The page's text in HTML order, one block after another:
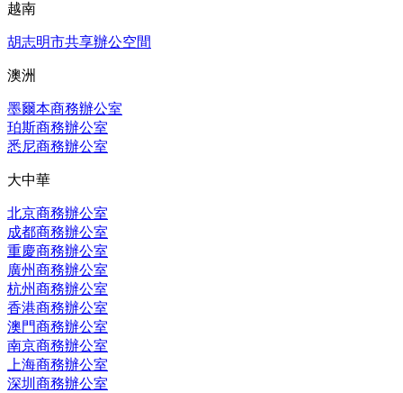
越南
胡志明市共享辦公空間
澳洲
墨爾本商務辦公室
珀斯商務辦公室
悉尼商務辦公室
大中華
北京商務辦公室
成都商務辦公室
重慶商務辦公室
廣州商務辦公室
杭州商務辦公室
香港商務辦公室
澳門商務辦公室
南京商務辦公室
上海商務辦公室
深圳商務辦公室